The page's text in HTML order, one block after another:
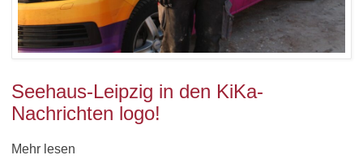
Seehaus-Leipzig in den KiKa-
Nachrichten logo!
Mehr lesen